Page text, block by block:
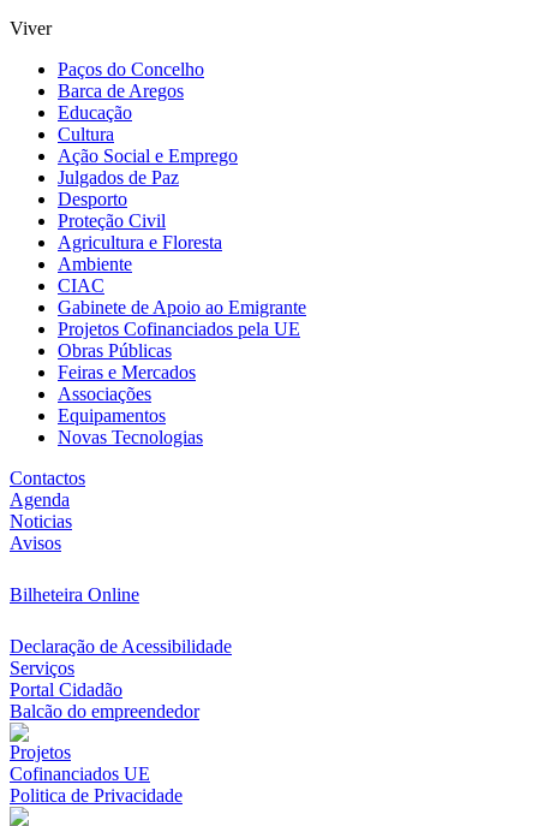
Viver
Paços do Concelho
Barca de Aregos
Educação
Cultura
Ação Social e Emprego
Julgados de Paz
Desporto
Proteção Civil
Agricultura e Floresta
Ambiente
CIAC
Gabinete de Apoio ao Emigrante
Projetos Cofinanciados pela UE
Obras Públicas
Feiras e Mercados
Associações
Equipamentos
Novas Tecnologias
Contactos
Agenda
Noticias
Avisos
Bilheteira Online
Declaração de Acessibilidade
Serviços
Portal Cidadão
Balcão do empreendedor
Projetos
Cofinanciados UE
Politica de Privacidade